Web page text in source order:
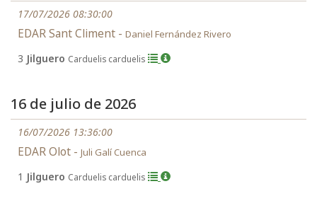
17/07/2026 08:30:00
EDAR Sant Climent - Daniel Fernández Rivero
3 Jilguero Carduelis carduelis
16 de julio de 2026
16/07/2026 13:36:00
EDAR Olot - Juli Galí Cuenca
1 Jilguero Carduelis carduelis